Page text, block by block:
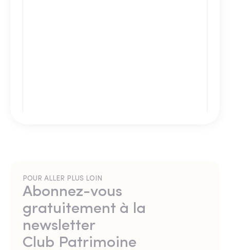
POUR ALLER PLUS LOIN
Abonnez-vous
gratuitement à la
newsletter
Club Patrimoine